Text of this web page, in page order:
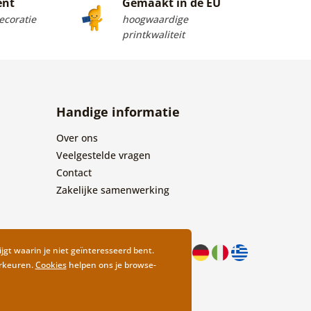
hoogwaardige
printkwaliteit
Handige informatie
Over ons
Veelgestelde vragen
Contact
Zakelijke samenwerking
waarin je niet geïnteresseerd bent.
Cookieshelpen ons je browse-